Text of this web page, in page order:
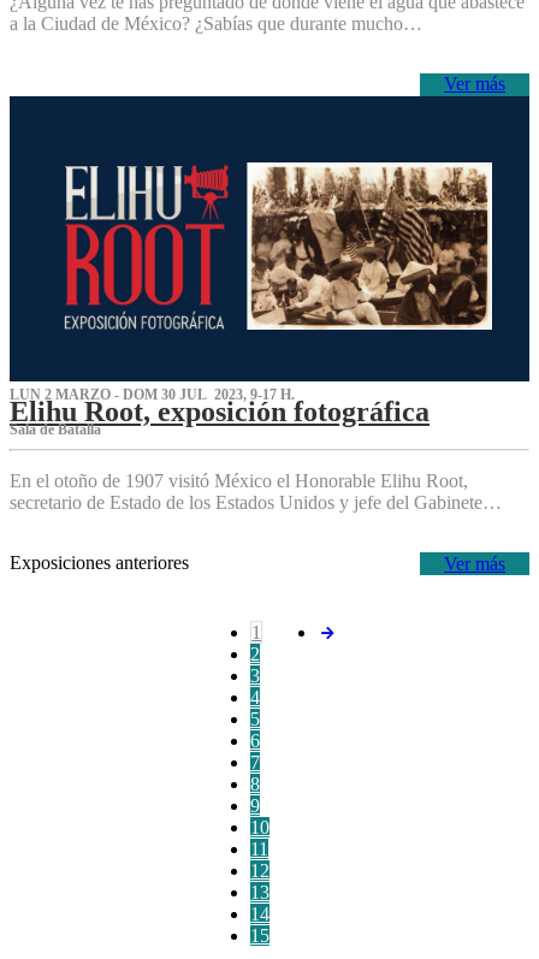
a la Ciudad de México? ¿Sabías que durante mucho…
Ver más
LUN 2 MARZO - DOM 30 JUL 2023, 9-17 H.
Elihu Root, exposición fotográfica
Sala de Batalla
En el otoño de 1907 visitó México el Honorable Elihu Root,
secretario de Estado de los Estados Unidos y jefe del Gabinete…
Ver más
Exposiciones anteriores
1
2
3
4
5
6
7
8
9
10
11
12
13
14
15